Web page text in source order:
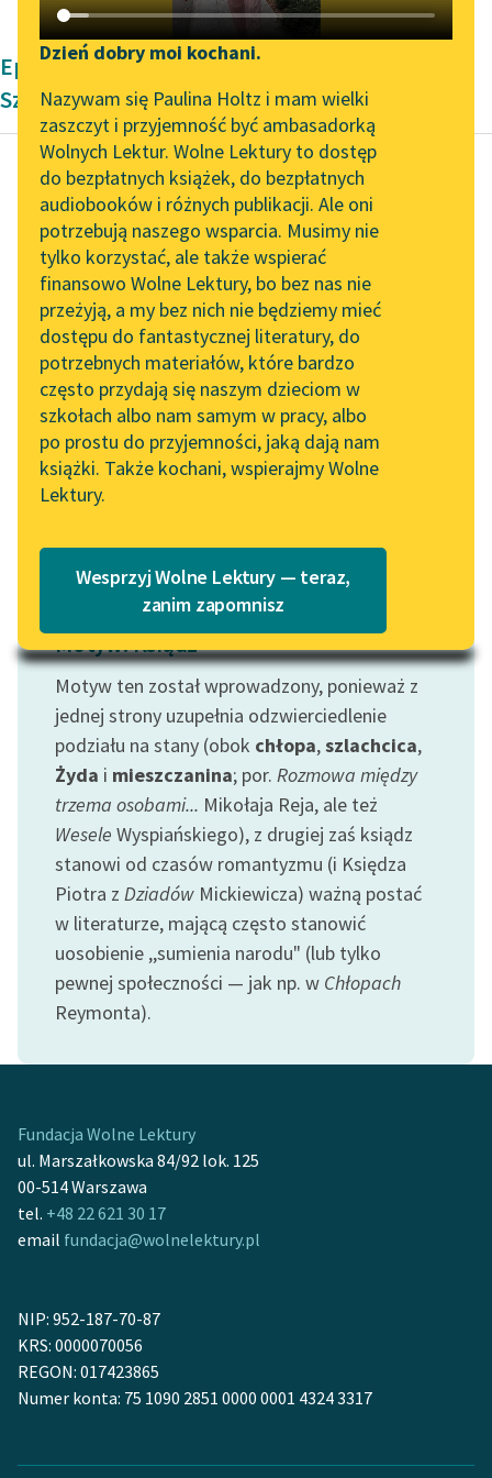
Katalog DAISY
Podkasty o książkach
Zgłoś brak utworu
Aktualności
„Prokurator Alicja Horn”
do słuchania
Byliśmy częścią AI Impact
Lab
Zapraszamy na spotkanie
online z tłumaczkami
literatury skandynawskiej
Spotkanie z Katarzyną
Tunkiel w Oslo
102. lata temu zmarł
Joseph Conrad
Lektury szkolne i klasyka
literatury do słuchania dla
uczennic i uczniów z
niepełnosprawnościami
E-kolekcja lektur
szkolnych i literatury do
słuchania dla uczennic i
uczniów z
niepełnosprawnościami
Feministyczne inspiracje.
Popularyzacja
skandynawskiej literatury
feministycznej
Ręce pełne poezji
twórców przechodzących
Starego Testamentu
Odkurzamy bohaterów
Szkoła Poezji Wolnych
Narzędzia
Mapa Wolnych Lektur
Leśmianator
Przewodnik dla piszących i
czytających
API
OAI-PMH
Widget Wolnych Lektur
Przypisy
Katalog w formacie PDF
O nas
Kontakt
O projekcie
Dzień dobry moi kochani.
Nazywam się Paulina Holtz i mam wielki
zaszczyt i przyjemność być ambasadorką
Wolnych Lektur. Wolne Lektury to dostęp
do bezpłatnych książek, do bezpłatnych
audiobooków i różnych publikacji. Ale oni
potrzebują naszego wsparcia. Musimy nie
tylko korzystać, ale także wspierać
finansowo Wolne Lektury, bo bez nas nie
przeżyją, a my bez nich nie będziemy mieć
dostępu do fantastycznej literatury, do
potrzebnych materiałów, które bardzo
często przydają się naszym dzieciom w
szkołach albo nam samym w pracy, albo
po prostu do przyjemności, jaką dają nam
książki. Także kochani, wspierajmy Wolne
Lektury.
Wesprzyj Wolne Lektury — teraz,
zanim zapomnisz
Epika okresu współczesności Ziemowita
Szczerka
Ziemowit Szczerek
Kolejna
alternatywna
historia Polski
Czytaj więcej
Motyw: Ksiądz
Motyw ten został wprowadzony, ponieważ z
jednej strony uzupełnia odzwierciedlenie
podziału na stany (obok chłopa,szlachcica,
Żyda i mieszczanina; por. Rozmowa między
trzema osobami... Mikołaja Reja, ale też
Wesele Wyspiańskiego), z drugiej zaś ksiądz
stanowi od czasów romantyzmu (i Księdza
Piotra z Dziadów Mickiewicza) ważną postać
w literaturze, mającą często stanowić
uosobienie ,,sumienia narodu" (lub tylko
pewnej społeczności — jak np. w Chłopach
Reymonta).
Fundacja Wolne Lektury
ul. Marszałkowska 84/92 lok. 125
00-514 Warszawa
tel. +48 22 621 30 17
email fundacja@wolnelektury.pl
NIP: 952-187-70-87
KRS: 0000070056
REGON: 017423865
Numer konta: 75 1090 2851 0000 0001 4324 3317